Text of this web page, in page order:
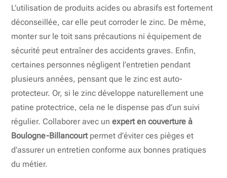
L’utilisation de produits acides ou abrasifs est fortement
déconseillée, car elle peut corroder le zinc. De même,
monter sur le toit sans précautions ni équipement de
sécurité peut entraîner des accidents graves. Enfin,
certaines personnes négligent l’entretien pendant
plusieurs années, pensant que le zinc est auto-
protecteur. Or, si le zinc développe naturellement une
patine protectrice, cela ne le dispense pas d’un suivi
régulier. Collaborer avec unexpert en couverture à
Boulogne-Billancourtpermet d’éviter ces pièges et
d’assurer un entretien conforme aux bonnes pratiques
du métier.